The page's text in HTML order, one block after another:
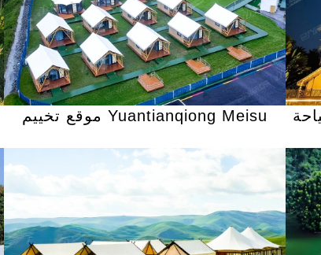
موقع تخييم Yuantianqiong Meisu